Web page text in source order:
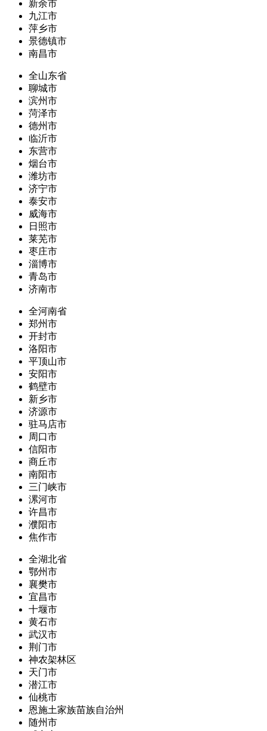
新余市
九江市
萍乡市
景德镇市
南昌市
全山东省
聊城市
滨州市
菏泽市
德州市
临沂市
东营市
烟台市
潍坊市
济宁市
泰安市
威海市
日照市
莱芜市
枣庄市
淄博市
青岛市
济南市
全河南省
郑州市
开封市
洛阳市
平顶山市
安阳市
鹤壁市
新乡市
济源市
驻马店市
周口市
信阳市
商丘市
南阳市
三门峡市
漯河市
许昌市
濮阳市
焦作市
全湖北省
鄂州市
襄樊市
宜昌市
十堰市
黄石市
武汉市
荆门市
神农架林区
天门市
潜江市
仙桃市
恩施土家族苗族自治州
随州市